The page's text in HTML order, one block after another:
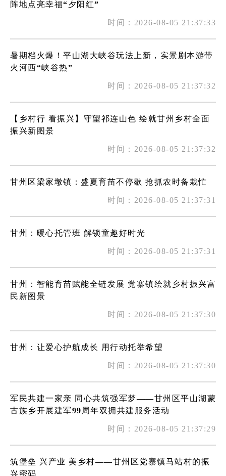
阵地点亮幸福“夕阳红”
时间：2026-08-05 21:37:33
暑期档火爆！平山湖大峡谷玩法上新，实景剧本游带
火河西“峡谷热”
时间：2026-08-05 21:37:32
【乡村行 看振兴】守望祁连山色 绘就甘州乡村全面
振兴新图景
时间：2026-08-05 21:37:32
甘州区梁家墩镇：盛夏育苗不停歇 抢抓农时备栽忙
时间：2026-08-05 21:37:31
甘州：暖心托管班 解锁童趣好时光
时间：2026-08-05 21:37:31
甘州：智能育苗赋能全链发展 党寨镇绘就乡村振兴富
民新图景
时间：2026-08-05 21:37:30
甘州：让爱心护航成长 用行动托举希望
时间：2026-08-05 21:37:30
军民共建一家亲 同心共筑强军梦——甘州区平山湖蒙
古族乡开展建军99周年双拥共建服务活动
时间：2026-08-05 21:37:29
筑堡垒 兴产业 美乡村——甘州区党寨镇马站村的振
兴密码